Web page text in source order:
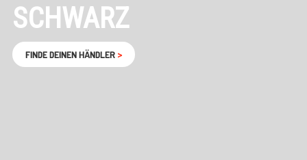
SCHWARZ
FINDE DEINEN HÄNDLER >